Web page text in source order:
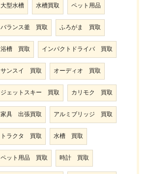
大型水槽 水槽買取 ペット用品
バランス釜 買取 ふろがま 買取
浴槽 買取 インパクトドライバ 買取
サンスイ 買取 オーディオ 買取
ジェットスキー 買取 カリモク 買取
家具 出張買取 アルミブリッジ 買取
トラクタ 買取 水槽 買取
ペット用品 買取 時計 買取